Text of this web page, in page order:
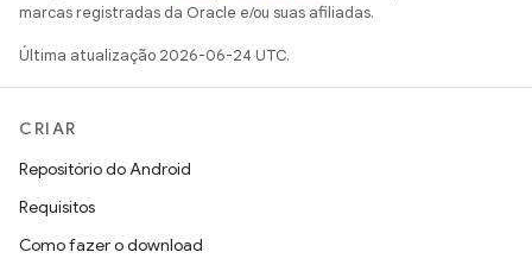
marcas registradas da Oracle e/ou suas afiliadas.
Última atualização 2026-06-24 UTC.
CRIAR
Repositório do Android
Requisitos
Como fazer o download